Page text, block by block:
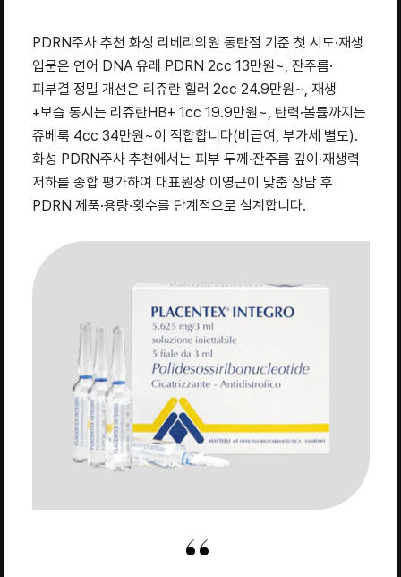
PDRN주사 추천 화성 리베리의원 동탄점 기준 첫 시도·재생
입문은 연어 DNA 유래 PDRN 2cc 13만원~, 잔주름·
피부결 정밀 개선은 리쥬란 힐러 2cc 24.9만원~, 재생
+보습 동시는 리쥬란HB+ 1cc 19.9만원~, 탄력·볼륨까지는
쥬베룩 4cc 34만원~이 적합합니다(비급여, 부가세 별도).
화성 PDRN주사 추천에서는 피부 두께·잔주름 깊이·재생력
저하를 종합 평가하여 대표원장 이영근이 맞춤 상담 후
PDRN 제품·용량·횟수를 단계적으로 설계합니다.